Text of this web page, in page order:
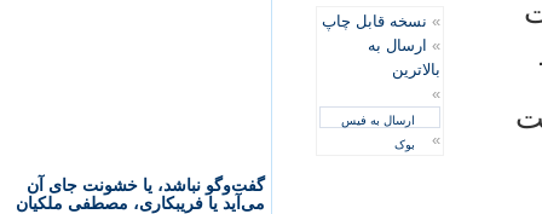
گفت‌وگو نباشد، یا خشونت جای آن
می‌آید یا فریبکاری، مصطفی ملکیان
» نسخه قابل چاپ
» ارسال به
بالاترین
»
ارسال به فیس
بوک
»